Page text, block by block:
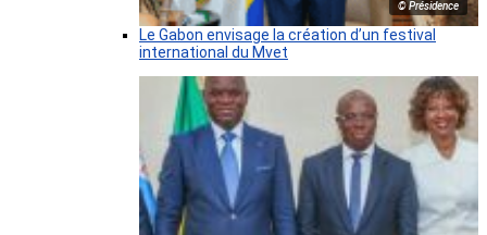
© Présidence
Le Gabon envisage la création d’un festival
international du Mvet